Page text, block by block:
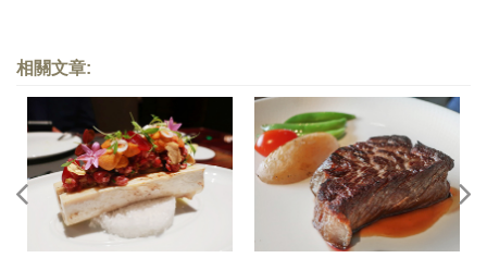
相關文章: